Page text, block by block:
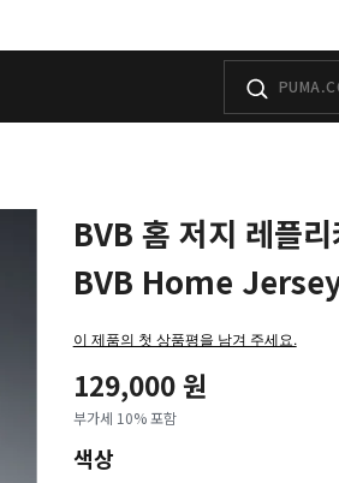
BVB 홈 저지 레플
BVB Home
이 제품의 첫 상품평을 남겨 주세요.
129,000 원
부가세 10% 포함
색상